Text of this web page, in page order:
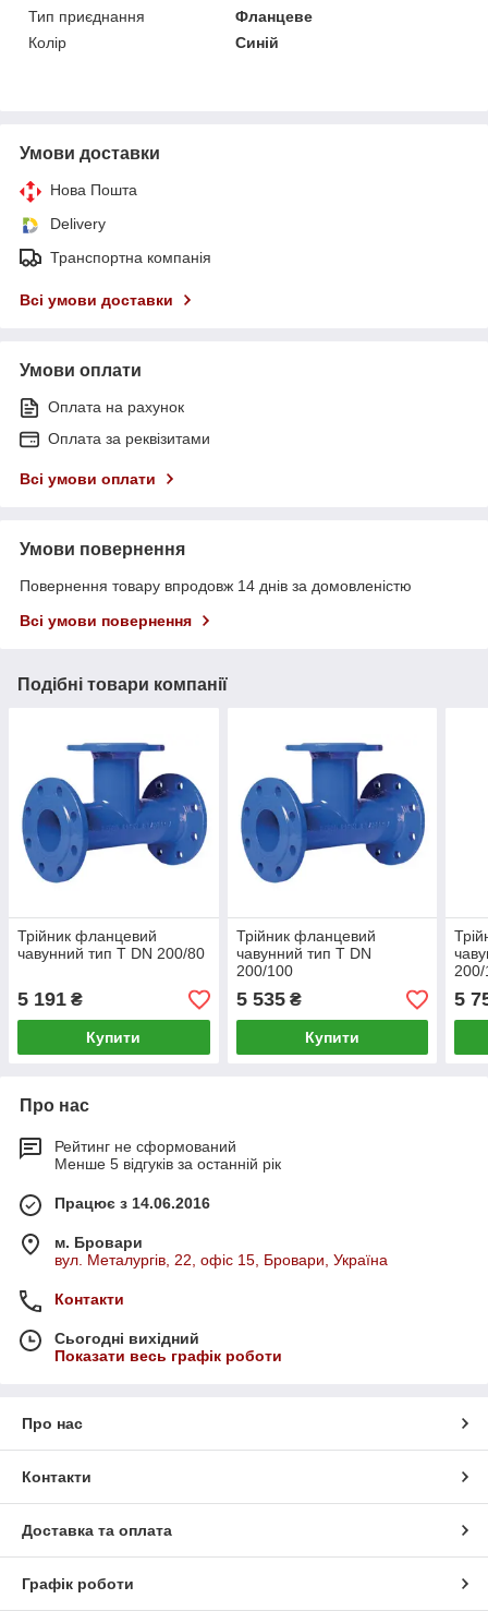
Тип приєднання
Фланцеве
Колір
Синій
Умови доставки
Нова Пошта
Delivery
Транспортна компанія
Всі умови доставки
Умови оплати
Оплата на рахунок
Оплата за реквізитами
Всі умови оплати
Умови повернення
Повернення товару впродовж 14 днів за домовленістю
Всі умови повернення
Подібні товари компанії
Трійник фланцевий
чавунний тип T DN 200/80
5 191 ₴
Купити
Трійник фланцевий
чавунний тип T DN
200/100
5 535₴
Купити
5
Про нас
Рейтинг не сформований
Менше 5 відгуків за останній рік
Працює з 14.06.2016
м. Бровари
вул. Металургів, 22, офіс 15, Бровари, Україна
Контакти
Сьогодні вихідний
Показати весь графік роботи
Про нас
Контакти
Доставка та оплата
Графік роботи